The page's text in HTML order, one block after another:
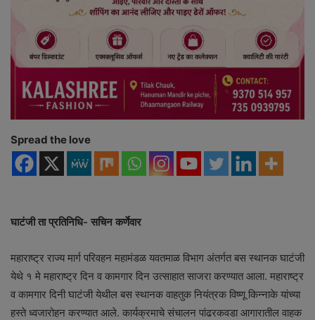
Spread the love
घाटंजी ता प्रतिनिधि- सचिन कर्णेवार
महाराष्ट्र राज्य मार्ग परिवहन महामंडळ यवतमाळ विभाग अंतर्गत बस स्थानक घाटंजी
येथे १ मे महाराष्ट्र दिन व कामगार दिन उत्साहात साजरा करण्यात आला. महाराष्ट्र
व कामगार दिनी घाटंजी येथील बस स्थानक वाहतुक नियंत्रक विष्णू किन्नाके यांच्या
हस्ते ध्वजारोहन करण्यात आले. कार्यक्रमाचे संचालन पांढरकवडा आगारातील वाहक